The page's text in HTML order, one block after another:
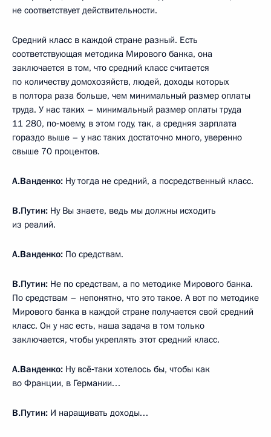
не соответствует действительности.
Средний класс в каждой стране разный. Есть
соответствующая методика Мирового банка, она
заключается в том, что средний класс считается
по количеству домохозяйств, людей, доходы которых
в полтора раза больше, чем минимальный размер оплаты
труда. У нас таких – минимальный размер оплаты труда
11 280, по‑моему, в этом году, так, а средняя зарплата
гораздо выше – у нас таких достаточно много, уверенно
свыше 70 процентов.
А.Ванденко: Ну тогда не средний, а посредственный класс.
В.Путин: Ну Вы знаете, ведь мы должны исходить
из реалий.
А.Ванденко: По средствам.
В.Путин: Не по средствам, а по методике Мирового банка.
По средствам – непонятно, что это такое. А вот по методике
Мирового банка в каждой стране получается свой средний
класс. Он у нас есть, наша задача в том только
заключается, чтобы укреплять этот средний класс.
А.Ванденко: Ну всё‑таки хотелось бы, чтобы как
во Франции, в Германии…
В.Путин: И наращивать доходы…